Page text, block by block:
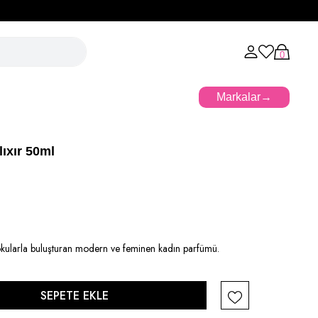
0
Markalar
50ml
buluşturan modern ve feminen kadın parfümü.